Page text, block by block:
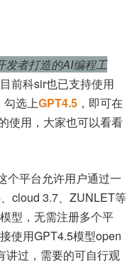
发者打造的AI编程工
前科sir也已支持使用
勾选上GPT4.5 ，即可在
使用，大家也可以看看
个平台允许用户通过一
cloud 3.7、ZUNLET等
型，无需注册多个平
使用GPT4.5模型open
讲过，需要的可自行观